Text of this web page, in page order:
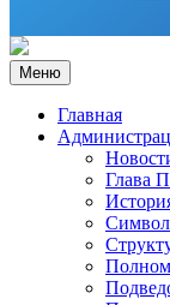
Меню
Главная
Глава